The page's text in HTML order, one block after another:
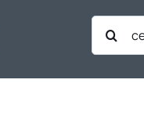
Cerca
per: